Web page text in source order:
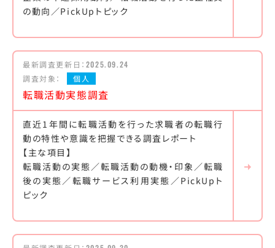
の動向／PickUpトピック
最新調査更新日： 2025.09.24
調査対象：
個人
転職活動実態調査
直近1年間に転職活動を行った求職者の転職行
動の特性や意識を把握できる調査レポート
【主な項目】
転職活動の実態／転職活動の動機・印象／転職
後の実態／転職サービス利用実態／PickUpト
ピック